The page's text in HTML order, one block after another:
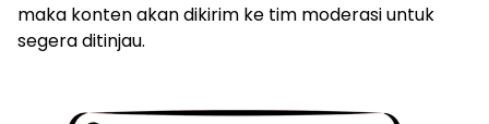
maka konten akan dikirim ke tim moderasi untuk
segera ditinjau.